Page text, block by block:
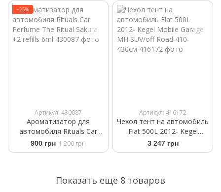
−25%
Артикул: 430087
Ароматизатор для
автомобиля Rituals ​Car
Perfume The Ritual Sakura
+2 refills 6ml
900 грн 1 200 грн
Артикул: 416172
Чехол тент на автомобиль
Fiat 500L 2012- Kegel
Mobile Garage MH SUV/off
Road 410-430см
3 247 грн
Показать еще 8 товаров